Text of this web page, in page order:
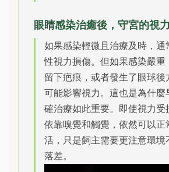
眼睛感染治癒後，守宮的視
如果感染輕微且治療及時，通
性視力損傷。但如果感染嚴重
留下疤痕，或者發生了眼球後
可能影響視力。這也是為什麼
確治療如此重要。即使視力受
依靠嗅覺和觸覺，依然可以正
活，只是飼主需要更注意環境
落差。